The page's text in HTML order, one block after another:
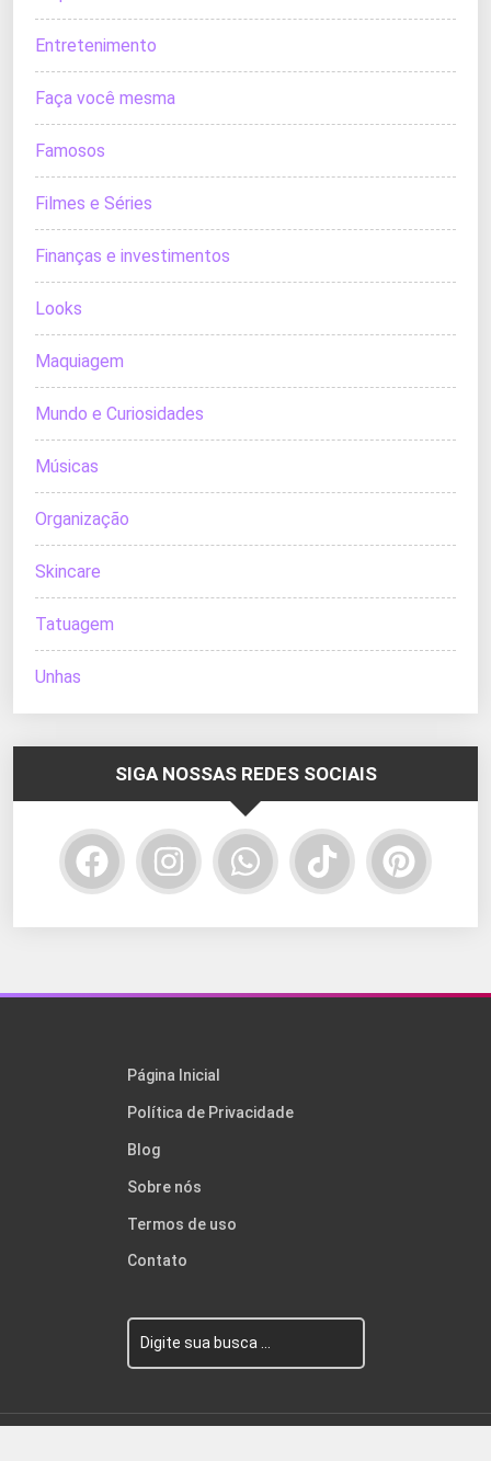
Entretenimento
Faça você mesma
Famosos
Filmes e Séries
Finanças e investimentos
Looks
Maquiagem
Mundo e Curiosidades
Músicas
Organização
Skincare
Tatuagem
Unhas
SIGA NOSSAS REDES SOCIAIS
Página Inicial
Política de Privacidade
Blog
Sobre nós
Termos de uso
Contato